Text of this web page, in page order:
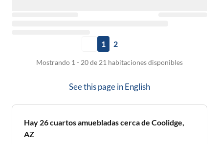
1 2
Mostrando 1 - 20 de 21 habitaciones disponibles
See this page inEnglish
Hay 26cuartos amuebladas cerca de Coolidge,
AZ